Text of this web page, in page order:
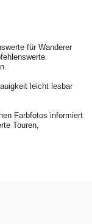
für Wanderer
leicht lesbar
Farbfotos informiert
Touren,